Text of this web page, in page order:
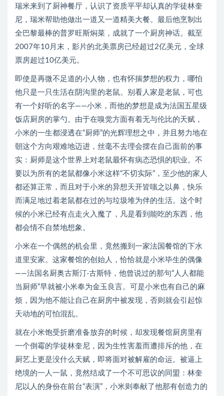
瑞米来到了厨神餐厅，认识了资质平平却认真的学徒林奎
尼，瑞米帮助他做出一道又一道精美大餐。最后他烹制出
全巴黎最棒的普罗旺斯焖菜，成就了一个厨房神话。截至
2007年10月末，影片的北美票房已经超过2亿美元，全球
票房超过10亿美元。
即使是再微不足道的小人物，也有怀揣梦想的权力，哪怕
他只是一只生活在阴沟里的老鼠。别看人家是老鼠，可也
有一个好听的名字——小米，而他的梦想是成为法国五星级
饭店厨房的掌勺。由于在嗅觉方面有着无与伦比的天赋，
小米的一生都浸透在“厨师”的光辉理想之中，并且努力地在
朝这个方向艰难地迈进，丝毫不去理会摆在自己面前的事
实：厨师是这个世界上对老鼠最怀有病态恐惧的职业。不
要以为所有的老鼠都像小米这样“不切实际”，至少他的家人
都还算正常，而且对于小米的异想天开皆嗤之以鼻，快乐
而满足地过着老鼠都在过的与垃圾堆为伴的生活。这个时
候的小米已经有点走火入魔了，凡是看到能吃的东西，他
都会情不自禁地想象。
小米在一个偶然的机会里，竟然搬到一家法国餐馆的下水
道里安家。这家餐馆的创始人，恰恰就是小米毕生的偶像
——法国名厨奥古斯汀·古斯特，他曾说过的那句“人人都能
当厨师”早就被小米奉为金玉良言。可是小米也有自己的麻
烦，因为他不能让自己在厨房中被发现，否则就会引起惊
天动地的可怕混乱。
就在小米饱受折磨准备放弃的时候，却发现餐馆厨房里有
一个倒霉的学徒林奎尼，因为生性害羞而遭排斥的他，在
厨艺上更是没什么天赋，即将面对被解雇的命运。被逼上
绝境的一人一鼠，竟然结成了一个不可思议的同盟：林奎
尼以人的身份在前台“表演”，小米则奉献了他那有创造力的